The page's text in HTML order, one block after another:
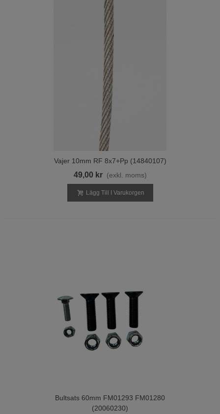
Vajer 10mm RF 8x7+pp (14840107)
49,00 kr (exkl. moms)
Lägg Till I Varukorgen
Bultsats 60mm FM01293 FM01280
(20060230)